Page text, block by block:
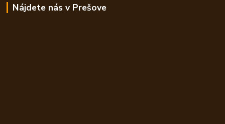
Nájdete nás v Prešove